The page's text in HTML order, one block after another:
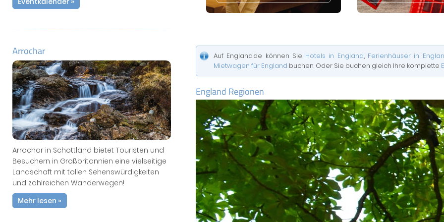
Arrochar
Arrochar in Schottland bietet Touristen und
Besuchern in Großbritannien eine vielseitige
Landschaft mit tollen Sehenswürdigkeiten
und zahlreichen Wanderwegen!
Mehr lesen »
Auf England.de können Sie Hotels in England, Ferienhäuser in
Mietwagen für England buchen. Oder Sie buchen gleich Ihre komplette
England Regionen